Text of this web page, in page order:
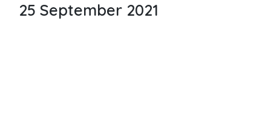
25 September 2021